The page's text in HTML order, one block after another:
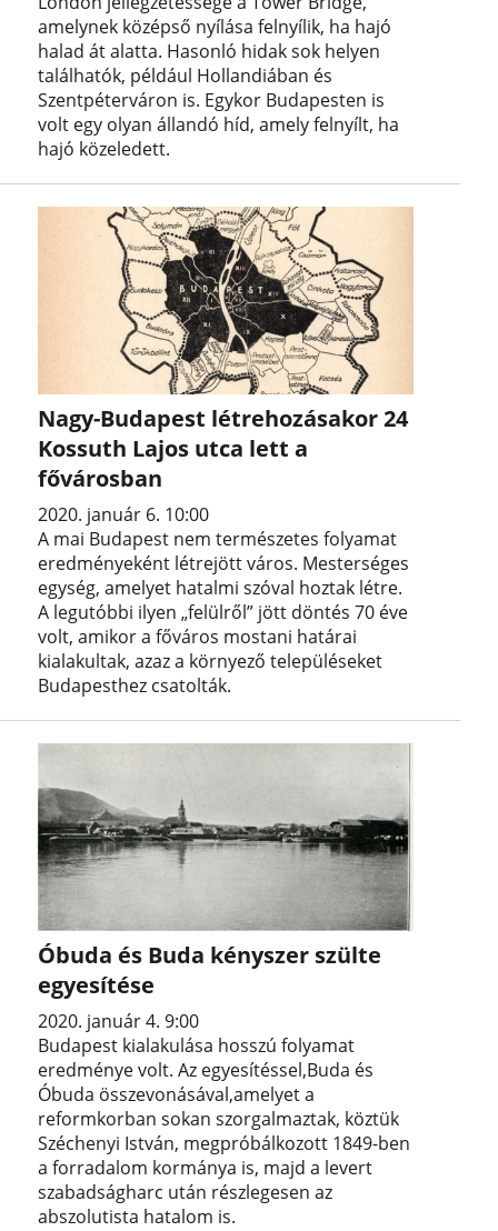
amelynek középső nyílása felnyílik, ha hajó
halad át alatta. Hasonló hidak sok helyen
találhatók, például Hollandiában és
Szentpéterváron is. Egykor Budapesten is
volt egy olyan állandó híd, amely felnyílt, ha
hajó közeledett.
Nagy-Budapest létrehozásakor 24
Kossuth Lajos utca lett a
fővárosban
2020. január 6. 10:00
A mai Budapest nem természetes folyamat
eredményeként létrejött város. Mesterséges
egység, amelyet hatalmi szóval hoztak létre.
A legutóbbi ilyen „felülről” jött döntés 70 éve
volt, amikor a főváros mostani határai
kialakultak, azaz a környező településeket
Budapesthez csatolták.
Óbuda és Buda kényszer szülte
egyesítése
2020. január 4. 9:00
Budapest kialakulása hosszú folyamat
eredménye volt. Az egyesítéssel,Buda és
Óbuda összevonásával,amelyet a
reformkorban sokan szorgalmaztak, köztük
Széchenyi István, megpróbálkozott 1849-ben
a forradalom kormánya is, majd a levert
szabadságharc után részlegesen az
abszolutista hatalom is.